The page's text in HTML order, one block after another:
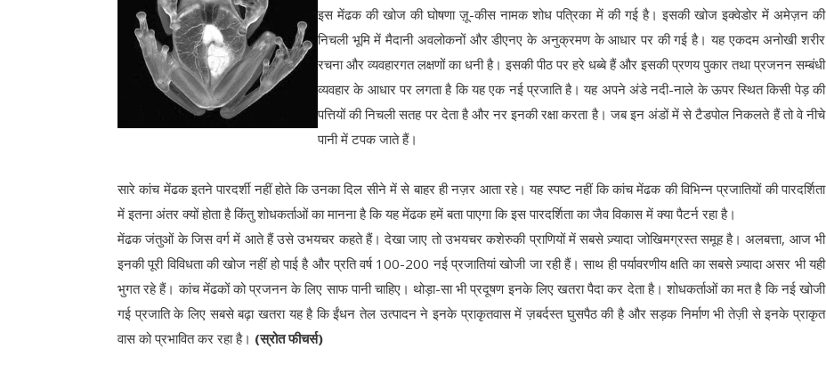
इस मेंढक की खोज की घोषणा ज़ू-कीस नामक शोध पत्रिका में की गई है। इसकी खोज इक्वेडोर में अमेज़न की
निचली भूमि में मैदानी अवलोकनों और डीएनए के अनुक्रमण के आधार पर की गई है। यह एकदम अनोखी शरीर
रचना और व्यवहारगत लक्षणों का धनी है। इसकी पीठ पर हरे धब्बे हैं और इसकी प्रणय पुकार तथा प्रजनन सम्बंधी
व्यवहार के आधार पर लगता है कि यह एक नई प्रजाति है। यह अपने अंडे नदी-नाले के ऊपर स्थित किसी पेड़ की
पत्तियों की निचली सतह पर देता है और नर इनकी रक्षा करता है। जब इन अंडों में से टैडपोल निकलते हैं तो वे नीचे
पानी में टपक जाते हैं।
सारे कांच मेंढक इतने पारदर्शी नहीं होते कि उनका दिल सीने में से बाहर ही नज़र आता रहे। यह स्पष्ट नहीं कि कांच मेंढक की विभिन्न प्रजातियों की पारदर्शिता
में इतना अंतर क्यों होता है किंतु शोधकर्ताओं का मानना है कि यह मेंढक हमें बता पाएगा कि इस पारदर्शिता का जैव विकास में क्या पैटर्न रहा है।
मेंढक जंतुओं के जिस वर्ग में आते हैं उसे उभयचर कहते हैं। देखा जाए तो उभयचर कशेरुकी प्राणियों में सबसे ज़्यादा जोखिमग्रस्त समूह है। अलबत्ता, आज भी
इनकी पूरी विविधता की खोज नहीं हो पाई है और प्रति वर्ष 100-200 नई प्रजातियां खोजी जा रही हैं। साथ ही पर्यावरणीय क्षति का सबसे ज़्यादा असर भी यही
भुगत रहे हैं। कांच मेंढकों को प्रजनन के लिए साफ पानी चाहिए। थोड़ा-सा भी प्रदूषण इनके लिए खतरा पैदा कर देता है। शोधकर्ताओं का मत है कि नई खोजी
गई प्रजाति के लिए सबसे बढ़ा खतरा यह है कि ईंधन तेल उत्पादन ने इनके प्राकृतवास में ज़बर्दस्त घुसपैठ की है और सड़क निर्माण भी तेज़ी से इनके प्राकृत
वास को प्रभावित कर रहा है। (स्रोत फीचर्स)